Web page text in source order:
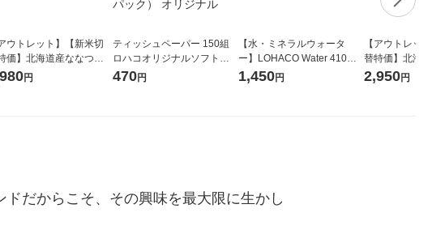
アウトレット】【新米切
価】北海道産ななつぼ
洗米 5kg 1袋 令和7年産
円
ティッシュペーパー 150組
ロハコオリジナルソフトパ
ックティッシュ フィオナ オ
470円
【水・ミネラルウォータ
ー】LOHACO Water 410ml
1箱（20本入）ラベルレス
1,450円
【アウトレッ
替特価】北海
し 精白米 5kg
2,950円
だからこそ、その興味を最大限に生かし